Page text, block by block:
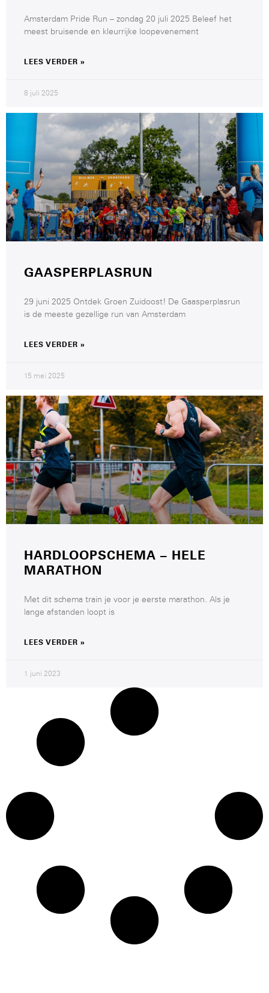
Amsterdam Pride Run – zondag 20 juli 2025 Beleef het
meest bruisende en kleurrijke loopevenement
LEES VERDER »
8 juli 2025
GAASPERPLASRUN
29 juni 2025 Ontdek Groen Zuidoost! De Gaasperplasrun
is de meeste gezellige run van Amsterdam
LEES VERDER »
15 mei 2025
HARDLOOPSCHEMA – HELE
MARATHON
Met dit schema train je voor je eerste marathon. Als je
lange afstanden loopt is
LEES VERDER »
1 juni 2023